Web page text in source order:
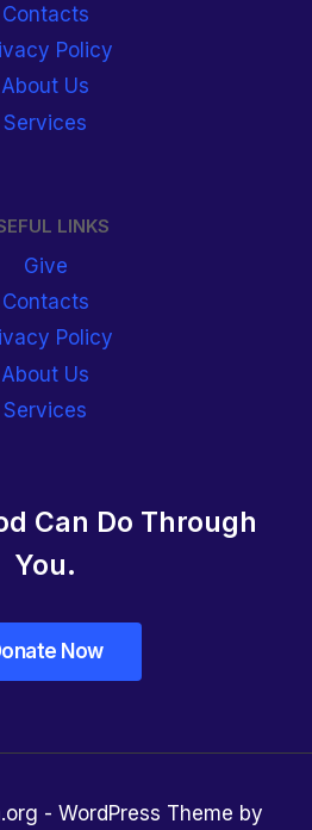
Contacts
Policy
About Us
Services
LINKS
Give
Contacts
Policy
About Us
Services
Can Do Through
You.
- WordPress Theme by